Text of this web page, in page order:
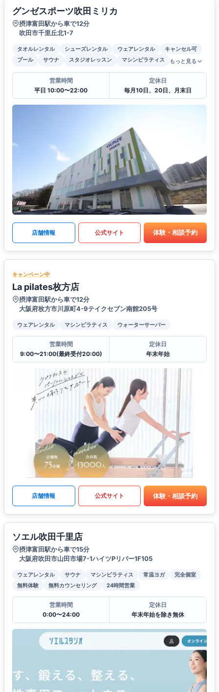
グンゼスポーツ吹田ミリカ
摂津富田駅から車で12分
吹田市千里丘北1-7
タオルレンタル シューズレンタル ウェアレンタル
キャンセル可
プール
サウナ スタジオレッスン マシンピラティス もっと見る
営業時間
平日 10:00〜22:00
定休日
毎月10日、20日、月末日
店舗情報 公式サイト 体験・相談予約
キャンペーン中
La pilates枚方店
摂津富田駅から車で12分
大阪府枚方市川原町4-9テイクセブン南館205号
ウェアレンタル マシンピラティス ウォーターサーバー
営業時間
9:00〜21:00(最終受付20:00)
定休日
年末年始
店舗情報 公式サイト 体験・相談予約
ソエル吹田千里店
摂津富田駅から車で15分
大阪府吹田市山田市場7-1ハイツPリバー1F105
ウェアレンタル サウナ マシンピラティス 常温ヨガ
完全個室
無料体験
無料カウンセリング 24時間営業
営業時間
0:00〜24:00
定休日
年末年始を除き無休